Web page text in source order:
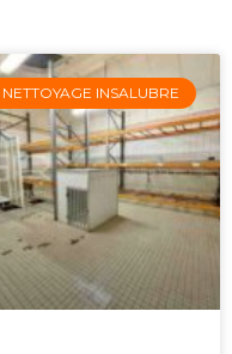
NETTOYAGE INSALUBRE